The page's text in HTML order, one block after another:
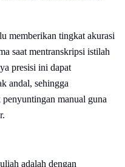
memberikan tingkat akurasi
saat mentranskripsi istilah
presisi ini dapat
andal, sehingga
manual guna
adalah dengan